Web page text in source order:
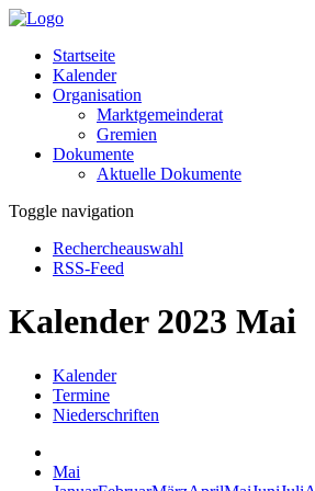
Startseite
Kalender
Organisation
Marktgemeinderat
Gremien
Dokumente
Aktuelle Dokumente
Toggle navigation
Rechercheauswahl
RSS-Feed
Kalender 2023 Mai
Kalender
Termine
Niederschriften
Mai